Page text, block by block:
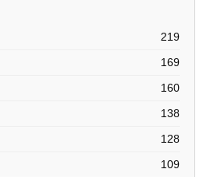
219
169
160
138
128
109